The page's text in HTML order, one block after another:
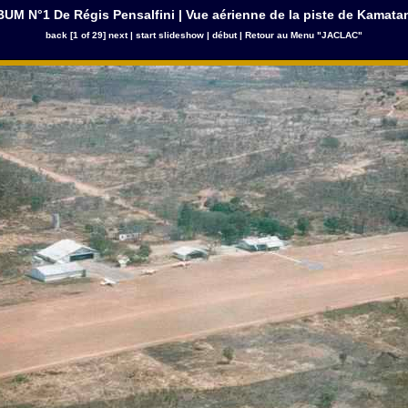
N°1 De Régis Pensalfini | Vue aérienne de la piste de
back [1 of 29] next| start slideshow | début| Retour au Menu "JACLAC"